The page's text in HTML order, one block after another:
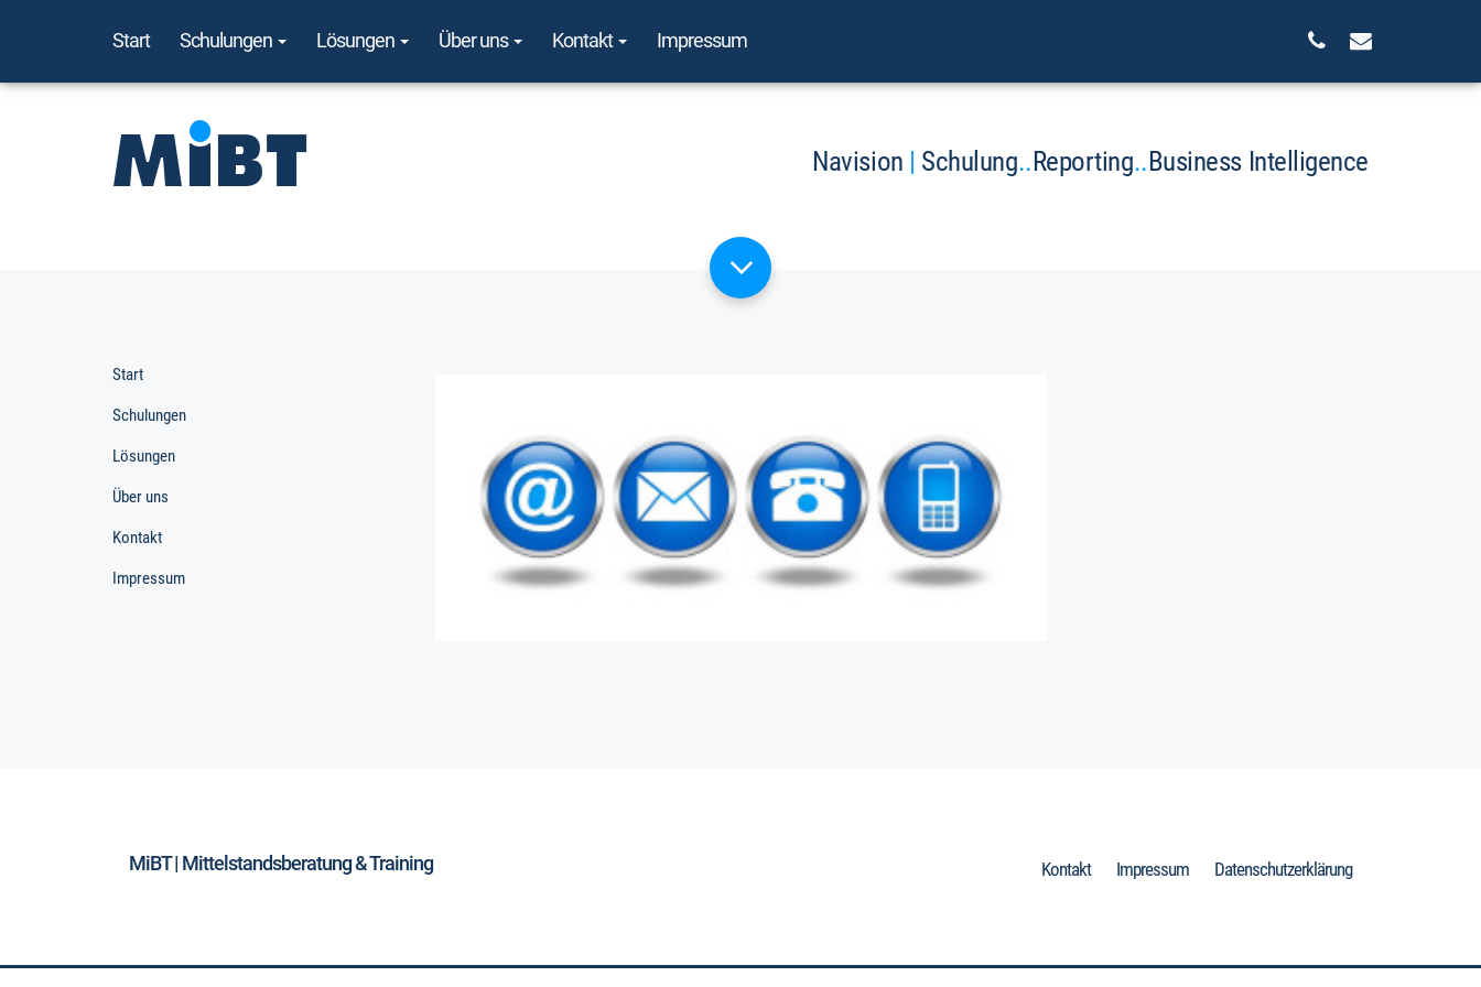
Start Schulungen Lösungen Über uns Kontakt Impressum
Navision | Schulung..Reporting..Business Intelligence
Start
Schulungen
Lösungen
Über uns
Kontakt
Impressum
MiBT | Mittelstandsberatung & Training Kontakt Impressum Datenschutzerklärung